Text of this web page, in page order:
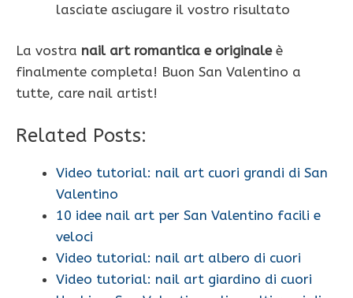
lasciate asciugare il vostro risultato
La vostra nail art romantica e originaleè
finalmente completa! Buon San Valentino a
tutte, care nail artist!
Related Posts:
Video tutorial: nail art cuori grandi di San
Valentino
10 idee nail art per San Valentino facili e
veloci
Video tutorial: nail art albero di cuori
Video tutorial: nail art giardino di cuori